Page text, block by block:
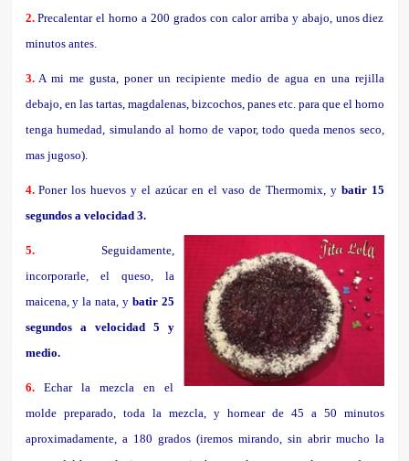
2.Precalentar el horno a 200 grados con calor arriba y abajo, unos diez
minutos antes.
3.A mi me gusta, poner un recipiente medio de agua en una rejilla
debajo, en las tartas, magdalenas, bizcochos, panes etc. para que el horno
tenga humedad, simulando al horno de vapor, todo queda menos seco,
mas jugoso).
4.Poner los huevos y el azúcar en el vaso de Thermomix, y batir 15
segundos a velocidad 3.
5.Seguidamente,
incorporarle, el queso, la
maicena, y la nata, y batir 25
segundos a velocidad 5 y
medio.
6.Echar la mezcla en el
molde preparado, toda la mezcla, y hornear de 45 a 50 minutos
aproximadamente, a 180 grados (iremos mirando, sin abrir mucho la